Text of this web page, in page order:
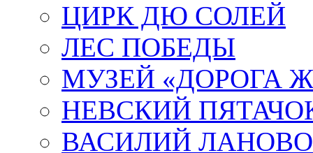
ЦИРК ДЮ СОЛЕЙ
ЛЕС ПОБЕДЫ
МУЗЕЙ «ДОРОГА
НЕВСКИЙ
ВАСИЛИЙ